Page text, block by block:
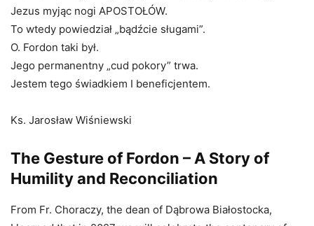
Jezus myjąc nogi APOSTOŁÓW.
To wtedy powiedział „bądźcie sługami”.
O. Fordon taki był.
Jego permanentny „cud pokory” trwa.
Jestem tego świadkiem I beneficjentem.
Ks. Jarosław Wiśniewski
The Gesture of Fordon – A Story of
Humility and Reconciliation
From Fr. Choraczy, the dean of Dąbrowa Białostocka,